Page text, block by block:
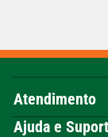
Atendimento
Ajuda e